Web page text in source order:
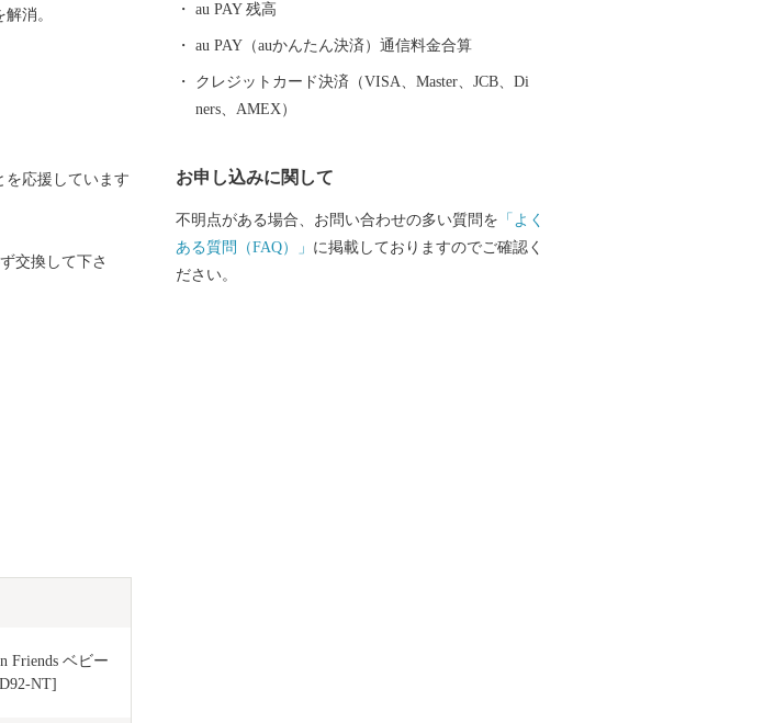
消。
を応援しています
交換して下さ
Friends ベビー
NT]
秋葉原まで最速で40分、つくばまでは12分で結ばれま
した。 みらい平駅周辺では県主体の優良な住宅地開発
が進みマンションなどが整備され、新しいまちづくり
や茨城百景に名を連ねる「福岡堰の桜並木」、さらに
間宮海峡を発見した偉大な探検家・測量家である「間
宮林蔵」の生家や記念館など、多くの観光名所があり
au PAY 残高
au PAY（auかんたん決済）通信料金合算
クレジットカード決済（VISA、Master、JCB、Di
ners、AMEX）
お申し込みに関して
不明点がある場合、お問い合わせの多い質問を 「よく
ある質問（FAQ）」 に掲載しておりますのでご確認く
ださい。